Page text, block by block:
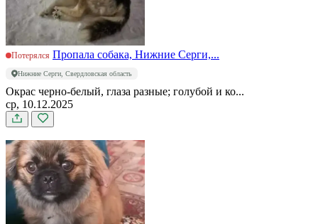
Потерялся Пропала собака, Нижние Серги,...
Нижние Серги, Свердловская область
Окрас черно-белый, глаза разные; голубой и ко...
ср, 10.12.2025